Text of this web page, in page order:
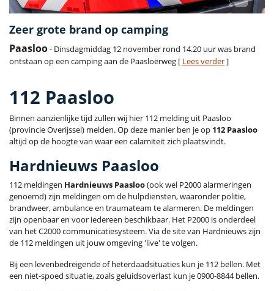
Zeer grote brand op camping
Paasloo- Dinsdagmiddag 12 november rond 14.20 uur was brand
ontstaan op een camping aan de Paasloërweg [ Lees verder]
112 Paasloo
Binnen aanzienlijke tijd zullen wij hier 112 melding uit Paasloo
(provincie Overijssel) melden. Op deze manier ben je op 112 Paasloo
altijd op de hoogte van waar een calamiteit zich plaatsvindt.
Hardnieuws Paasloo
112 meldingen Hardnieuws Paasloo(ook wel P2000 alarmeringen
genoemd) zijn meldingen om de hulpdiensten, waaronder politie,
brandweer, ambulance en traumateam te alarmeren. De meldingen
zijn openbaar en voor iedereen beschikbaar. Het P2000 is onderdeel
van het C2000 communicatiesysteem. Via de site van Hardnieuws zijn
de 112 meldingen uit jouw omgeving 'live' te volgen.
Bij een levenbedreigende of heterdaadsituaties kun je 112 bellen. Met
een niet-spoed situatie, zoals geluidsoverlast kun je 0900-8844 bellen.